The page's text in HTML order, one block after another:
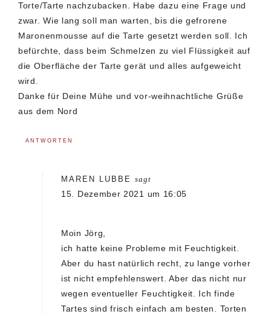
Torte/Tarte nachzubacken. Habe dazu eine Frage und
zwar. Wie lang soll man warten, bis die gefrorene
Maronenmousse auf die Tarte gesetzt werden soll. Ich
befürchte, dass beim Schmelzen zu viel Flüssigkeit auf
die Oberfläche der Tarte gerät und alles aufgeweicht
wird.
Danke für Deine Mühe und vor-weihnachtliche Grüße
aus dem Nord
ANTWORTEN
MAREN LUBBE sagt
15. Dezember 2021 um 16:05
Moin Jörg,
ich hatte keine Probleme mit Feuchtigkeit.
Aber du hast natürlich recht, zu lange vorher
ist nicht empfehlenswert. Aber das nicht nur
wegen eventueller Feuchtigkeit. Ich finde
Tartes sind frisch einfach am besten. Torten